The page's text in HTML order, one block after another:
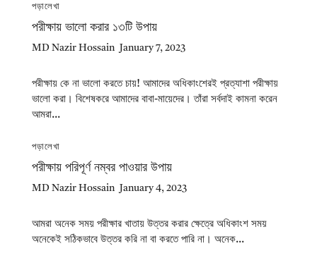
পড়ালেখা
পরীক্ষায় ভালো করার ১৩টি উপায়
MD Nazir Hossain January 7, 2023
পরীক্ষায় কে না ভালো করতে চায়! আমাদের অধিকাংশেরই প্রত্যাশা পরীক্ষায়
ভালো করা। বিশেষকরে আমাদের বাবা-মায়েদের। তাঁরা সর্বদাই কামনা করেন
আমরা...
পড়ালেখা
পরীক্ষায় পরিপূর্ণ নম্বর পাওয়ার উপায়
MD Nazir Hossain January 4, 2023
আমরা অনেক সময় পরীক্ষার খাতায় উত্তর করার ক্ষেত্রে অধিকাংশ সময়
অনেকেই সঠিকভাবে উত্তর করি না বা করতে পারি না। অনেক...